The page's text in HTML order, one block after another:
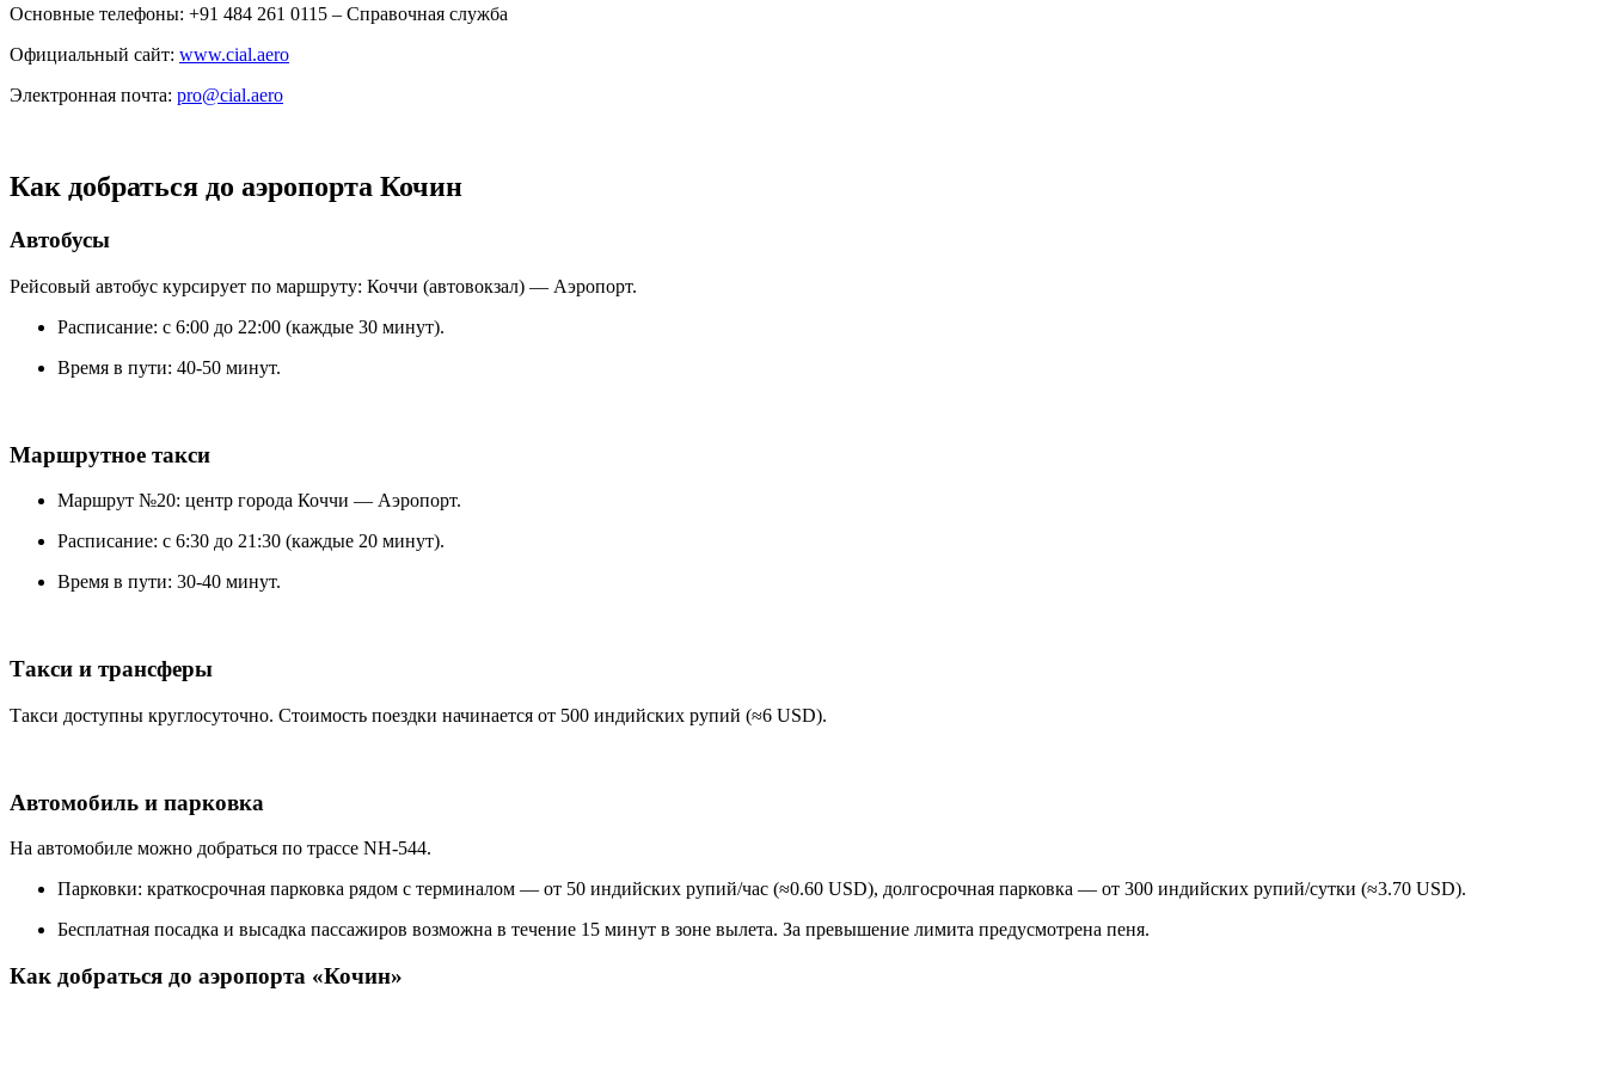
Основные телефоны: +91 484 261 0115 – Справочная служба
Официальный сайт: www.cial.aero
Электронная почта: pro@cial.aero
Как добраться до аэропорта Кочин
Автобусы
Рейсовый автобус курсирует по маршруту: Коччи (автовокзал) — Аэропорт.
Расписание: с 6:00 до 22:00 (каждые 30 минут).
Время в пути: 40-50 минут.
Маршрутное такси
Маршрут №20: центр города Коччи — Аэропорт.
Расписание: с 6:30 до 21:30 (каждые 20 минут).
Время в пути: 30-40 минут.
Такси и трансферы
Такси доступны круглосуточно. Стоимость поездки начинается от 500 индийских рупий (≈6 USD).
Автомобиль и парковка
На автомобиле можно добраться по трассе NH-544.
Парковки: краткосрочная парковка рядом с терминалом — от 50 индийских рупий/час (≈0.60 USD), долгосрочная парковка — от 300 индийских рупий/сутки (≈3.70 USD).
Бесплатная посадка и высадка пассажиров возможна в течение 15 минут в зоне вылета. За превышение лимита предусмотрена пеня.
Как добраться до аэропорта «Кочин»